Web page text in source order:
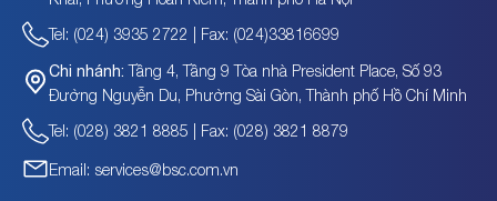
Tel: (024) 3935 2722 | Fax: (024)33816699
Chi nhánh: Tầng 4, Tầng 9 Tòa nhà President Place, Số 93
Đường Nguyễn Du, Phường Sài Gòn, Thành phố Hồ Chí Minh
Tel: (028) 3821 8885 | Fax: (028) 3821 8879
Email: services@bsc.com.vn